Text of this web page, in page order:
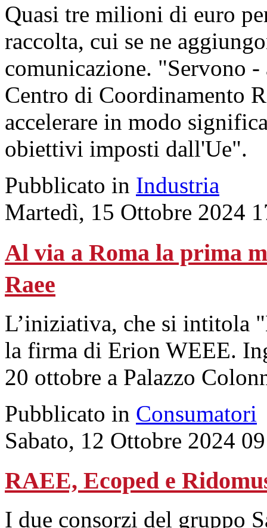
Quasi tre milioni di euro
raccolta, cui se ne
comunicazione. "Servono
Centro di Coordinamento
accelerare in modo
obiettivi imposti dall'Ue".
Pubblicato in Industria
Martedì, 15 Ottobre 2024
Al via a Roma la prima
Raee
L’iniziativa, che si intitola
la firma di Erion WEEE.
20 ottobre a Palazzo
Pubblicato in Consumatori
Sabato, 12 Ottobre 2024
RAEE, Ecoped e
I due consorzi del gruppo